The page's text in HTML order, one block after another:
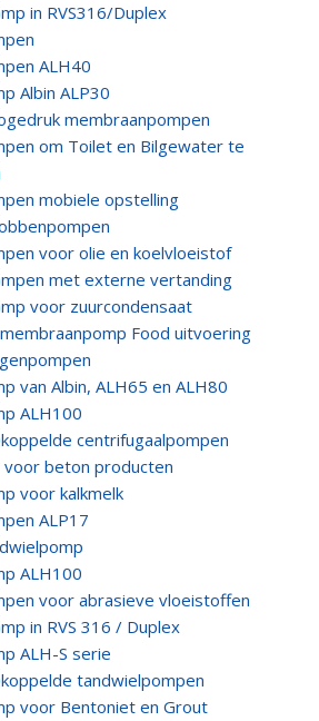
in RVS316/Duplex
ALH40
Albin ALP30
membraanpompen
om Toilet en Bilgewater te
mobiele opstelling
voor olie en koelvloeistof
met externe vertanding
voor zuurcondensaat
Food uitvoering
van Albin, ALH65 en ALH80
ALH100
centrifugaalpompen
voor beton producten
voor kalkmelk
ALP17
ALH100
voor abrasieve vloeistoffen
in RVS 316 / Duplex
ALH-S serie
tandwielpompen
voor Bentoniet en Grout